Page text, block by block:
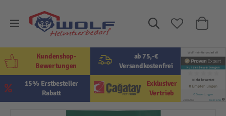
Suche
Mein
ab 75,-€
Versandkostenfrei
Exklusiver
Vertrieb
15% Erstbesteller
Rabatt
Kundenshop-
Bewertungen